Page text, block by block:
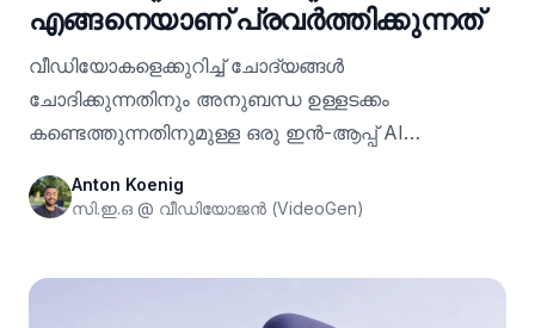
എങ്ങനെയാണ് പ്രവർത്തിക്കുന്നത്
വീഡിയോകളെക്കുറിച്ച് ചോദ്യങ്ങൾ
ചോദിക്കുന്നതിനും അനുബന്ധ ഉള്ളടക്കം
കണ്ടെത്തുന്നതിനുമുള്ള ഒരു ഇൻ-ആപ്പ് AI
പ്രവർത്തിക്കുന്നു, അതിന് എന്തുചെയ്യാൻ കഴിയും,
Anton Koenig
സി.ഇ.ഒ @ വീഡിയോജൻ (VideoGen)